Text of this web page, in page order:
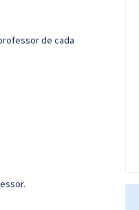
de cada